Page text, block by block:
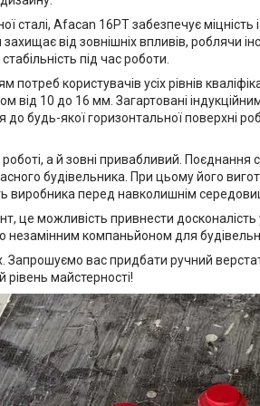
сталі, Afacan 16РТ забезпечує
від зовнішніх впливів, роблячи
під час роботи.
користувачів усіх рівнів
від 10 до 16 мм. Загартовані
до будь-якої горизонтальної поверхні
а й зовні привабливий. Поєднання
будівельника. При цьому його
виробника перед навколишнім
це можливість привнести досконалість
компаньйоном для
Запрошуємо вас придбати ручний
рівень майстерності!